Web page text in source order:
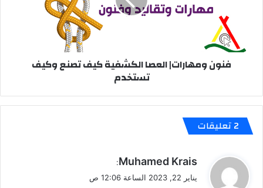
تستخدم
فنون ومهارات| العصا الكشفية كيف تصنع وكيف
تستخدم
‫2 تعليقات
يMuhamed Krais
:
يناير 22, 2023 الساعة 12:06 ص